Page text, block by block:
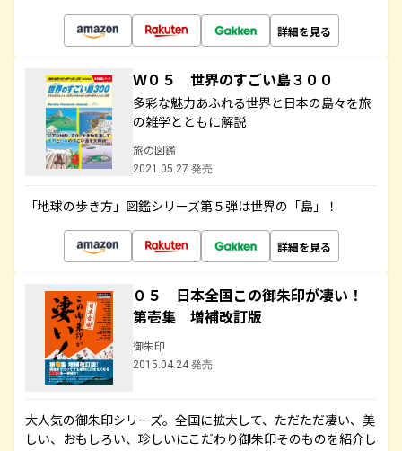
詳細を見る
Ｗ０５ 世界のすごい島３００
多彩な魅力あふれる世界と日本の島々を旅
の雑学とともに解説
旅の図鑑
2021.05.27 発売
「地球の歩き方」図鑑シリーズ第５弾は世界の「島」！
詳細を見る
０５ 日本全国この御朱印が凄い！
第壱集 増補改訂版
御朱印
2015.04.24 発売
大人気の御朱印シリーズ。全国に拡大して、ただただ凄い、美
しい、おもしろい、珍しいにこだわり御朱印そのものを紹介し